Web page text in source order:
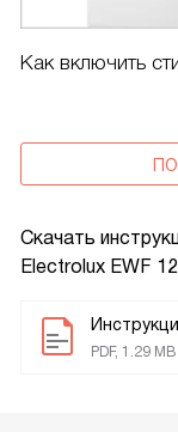
Скачать
Electrolux EWF
PDF, 1.29 MB
Как включить